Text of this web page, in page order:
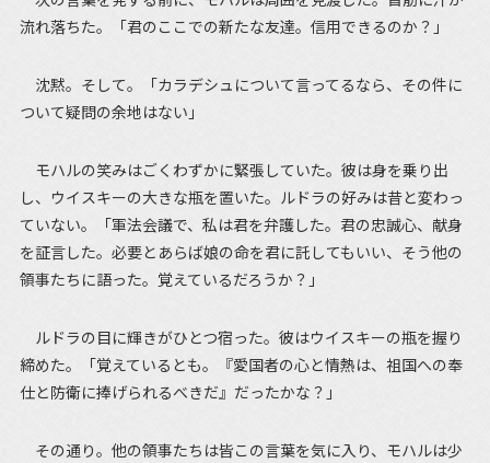
流れ落ちた。「君のここでの新たな友達。信用できるのか？」
沈黙。そして。「カラデシュについて言ってるなら、その件に
ついて疑問の余地はない」
モハルの笑みはごくわずかに緊張していた。彼は身を乗り出
し、ウイスキーの大きな瓶を置いた。ルドラの好みは昔と変わっ
ていない。「軍法会議で、私は君を弁護した。君の忠誠心、献身
を証言した。必要とあらば娘の命を君に託してもいい、そう他の
領事たちに語った。覚えているだろうか？」
ルドラの目に輝きがひとつ宿った。彼はウイスキーの瓶を握り
締めた。「覚えているとも。『愛国者の心と情熱は、祖国への奉
仕と防衛に捧げられるべきだ』だったかな？」
その通り。他の領事たちは皆この言葉を気に入り、モハルは少